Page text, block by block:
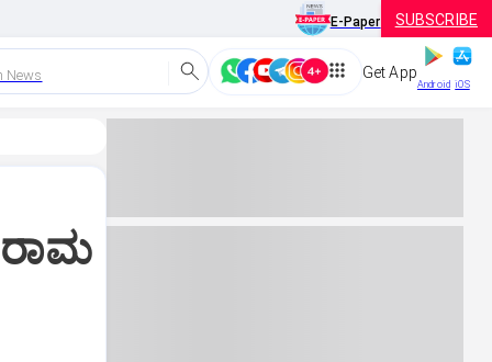
E-Paper SUBSCRIBE
News Get App
Android iOS
ರಾಮ